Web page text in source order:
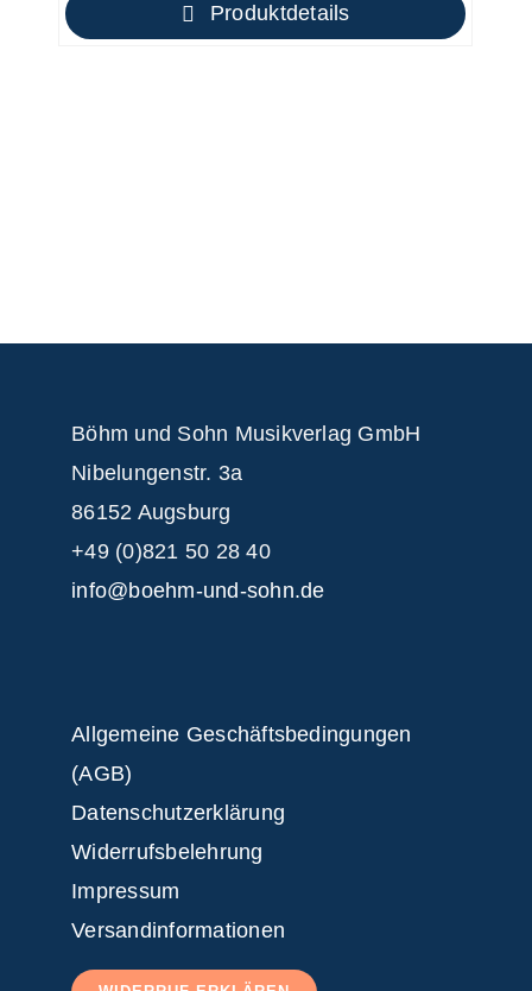
Produktdetails
Böhm und Sohn Musikverlag GmbH
Nibelungenstr. 3a
86152 Augsburg
+49 (0)821 50 28 40
info@boehm-und-sohn.de
Allgemeine Geschäftsbedingungen
(AGB)
Datenschutzerklärung
Widerrufsbelehrung
Impressum
Versandinformationen